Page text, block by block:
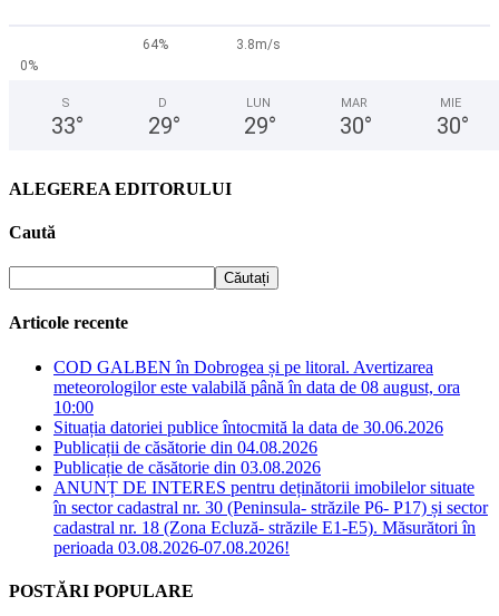
64%
3.8m/s
0%
S
33°
D
29°
LUN
29°
MAR
30°
MIE
30°
ALEGEREA EDITORULUI
Caută
Articole recente
COD GALBEN în Dobrogea și pe litoral. Avertizarea
meteorologilor este valabilă până în data de 08 august, ora
10:00
Situația datoriei publice întocmită la data de 30.06.2026
Publicații de căsătorie din 04.08.2026
Publicație de căsătorie din 03.08.2026
ANUNȚ DE INTERES pentru deținătorii imobilelor situate
în sector cadastral nr. 30 (Peninsula- străzile P6- P17) și sector
cadastral nr. 18 (Zona Ecluză- străzile E1-E5). Măsurători în
perioada 03.08.2026-07.08.2026!
POSTĂRI POPULARE